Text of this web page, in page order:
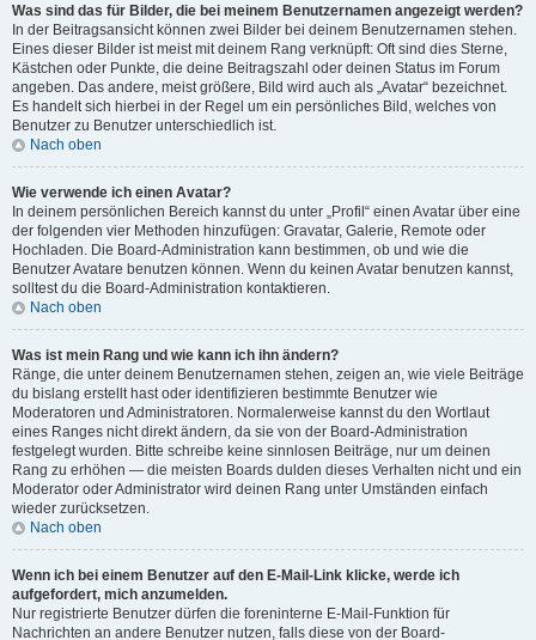
Was sind das für Bilder, die bei meinem Benutzernamen angezeigt werden?
In der Beitragsansicht können zwei Bilder bei deinem Benutzernamen stehen.
Eines dieser Bilder ist meist mit deinem Rang verknüpft: Oft sind dies Sterne,
Kästchen oder Punkte, die deine Beitragszahl oder deinen Status im Forum
angeben. Das andere, meist größere, Bild wird auch als „Avatar“ bezeichnet.
Es handelt sich hierbei in der Regel um ein persönliches Bild, welches von
Benutzer zu Benutzer unterschiedlich ist.
Nach oben
Wie verwende ich einen Avatar?
In deinem persönlichen Bereich kannst du unter „Profil“ einen Avatar über eine
der folgenden vier Methoden hinzufügen: Gravatar, Galerie, Remote oder
Hochladen. Die Board-Administration kann bestimmen, ob und wie die
Benutzer Avatare benutzen können. Wenn du keinen Avatar benutzen kannst,
solltest du die Board-Administration kontaktieren.
Nach oben
Was ist mein Rang und wie kann ich ihn ändern?
Ränge, die unter deinem Benutzernamen stehen, zeigen an, wie viele Beiträge
du bislang erstellt hast oder identifizieren bestimmte Benutzer wie
Moderatoren und Administratoren. Normalerweise kannst du den Wortlaut
eines Ranges nicht direkt ändern, da sie von der Board-Administration
festgelegt wurden. Bitte schreibe keine sinnlosen Beiträge, nur um deinen
Rang zu erhöhen — die meisten Boards dulden dieses Verhalten nicht und ein
Moderator oder Administrator wird deinen Rang unter Umständen einfach
wieder zurücksetzen.
Nach oben
Wenn ich bei einem Benutzer auf den E-Mail-Link klicke, werde ich
aufgefordert, mich anzumelden.
Nur registrierte Benutzer dürfen die foreninterne E-Mail-Funktion für
Nachrichten an andere Benutzer nutzen, falls diese von der Board-